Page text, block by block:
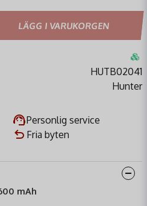
LÄGG I VARUKORGEN
HUTB02041
Hunter
Personlig service
Fria byten
mAh